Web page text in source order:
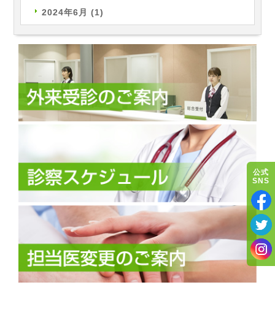
2024年6月 (1)
公式
SNS